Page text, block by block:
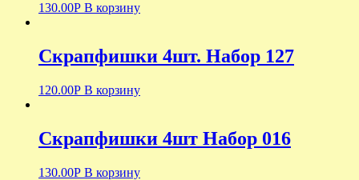
130.00Р В корзину
Скрапфишки 4шт. Набор 127
120.00Р В корзину
Скрапфишки 4шт Набор 016
130.00Р В корзину